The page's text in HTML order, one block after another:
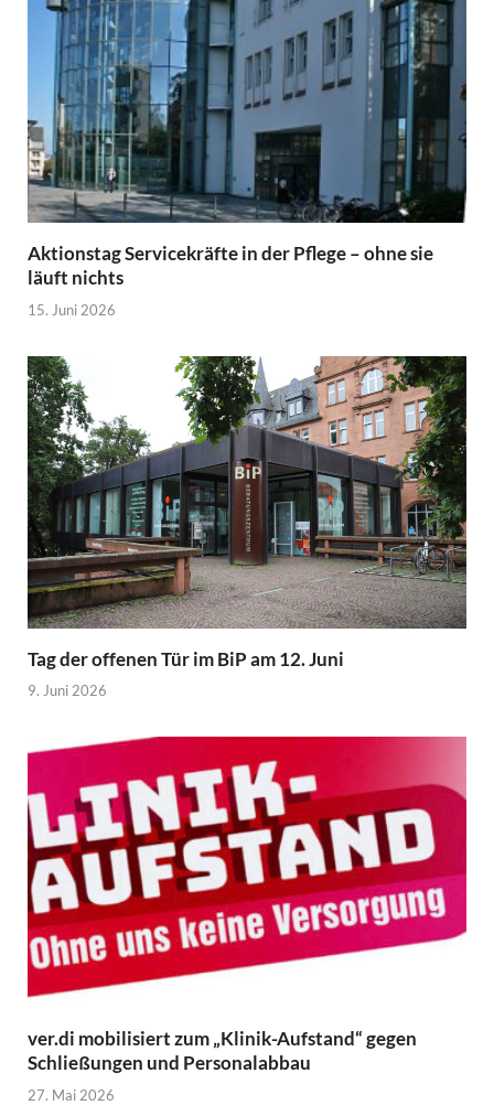
Aktionstag Servicekräfte in der Pflege – ohne sie
läuft nichts
15. Juni 2026
Tag der offenen Tür im BiP am 12. Juni
9. Juni 2026
ver.di mobilisiert zum „Klinik-Aufstand“ gegen
Schließungen und Personalabbau
27. Mai 2026